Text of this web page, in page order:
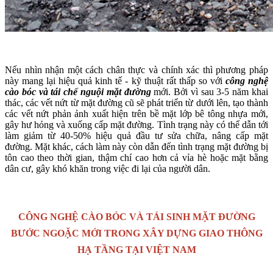
Nếu nhìn nhận một cách chân thực và chính xác thì phương pháp
này mang lại hiệu quả kinh tế - kỹ thuật rất thấp so với công nghệ
cào bóc và tái chế nguội mặt đườngmới. Bởi vì sau 3-5 năm khai
thác, các vết nứt từ mặt đường cũ sẽ phát triển từ dưới lên, tạo thành
các vết nứt phản ảnh xuất hiện trên bề mặt lớp bê tông nhựa mới,
gây hư hỏng và xuống cấp mặt đường. Tình trạng này có thể dẫn tới
làm giảm từ 40-50% hiệu quả đầu tư sửa chữa, nâng cấp mặt
đường. Mặt khác, cách làm này còn dẫn đến tình trạng mặt đường bị
tôn cao theo thời gian, thậm chí cao hơn cả vỉa hè hoặc mặt bằng
dân cư, gây khó khăn trong việc đi lại của người dân.
CÔNG NGHỆ CÀO BÓC VÀ TÁI SINH MẶT ĐƯỜNG
BƯỚC NGOẶC MỚI TRONG XÂY DỰNG GIAO THÔNG
HẠ TẦNG TẠI VIỆT NAM